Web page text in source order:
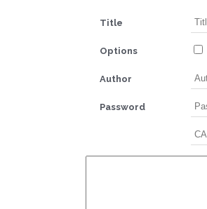
Title
Options
Author
Password